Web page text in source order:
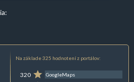
Na základe 325 hodnotení z portálov:
320 GoogleMaps